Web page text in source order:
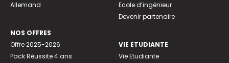
Allemand
NOS OFFRES
Offre 2025-2026
Pack Réussite 4 ans
Ecole d’ingénieur
Devenir partenaire
VIE ETUDIANTE
Vie Etudiante